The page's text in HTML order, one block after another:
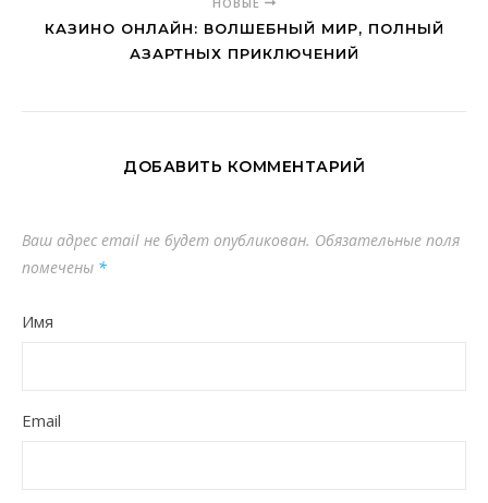
КАЗИНО ОНЛАЙН: ВОЛШЕБНЫЙ МИР, ПОЛНЫЙ
АЗАРТНЫХ ПРИКЛЮЧЕНИЙ
ДОБАВИТЬ КОММЕНТАРИЙ
Ваш адрес email не будет опубликован. Обязательные поля
помечены *
Имя
Email